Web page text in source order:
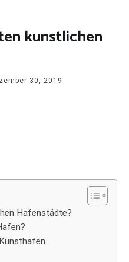
kunstlichen
30, 2019
Hafenstädte?